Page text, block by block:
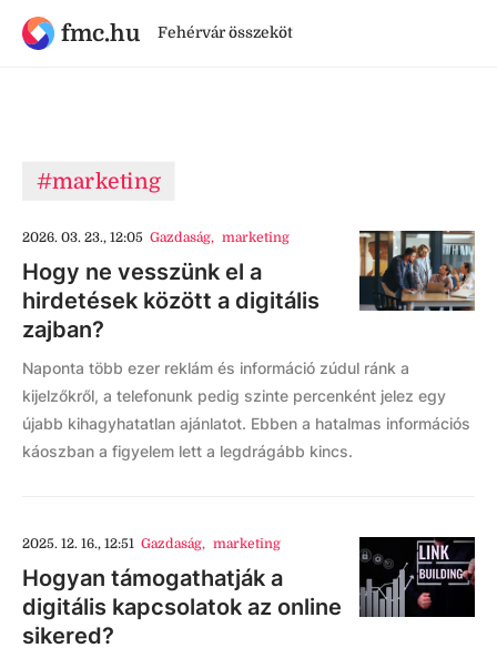
fmc.hu Fehérvár összeköt
#marketing
2026. 03. 23., 12:05 Gazdaság, marketing
Hogy ne vesszünk el a
hirdetések között a digitális
zajban?
Naponta több ezer reklám és információ zúdul ránk a
kijelzőkről, a telefonunk pedig szinte percenként jelez egy
újabb kihagyhatatlan ajánlatot. Ebben a hatalmas információs
káoszban a figyelem lett a legdrágább kincs.
2025. 12. 16., 12:51 Gazdaság, marketing
Hogyan támogathatják a
digitális kapcsolatok az online
sikered?